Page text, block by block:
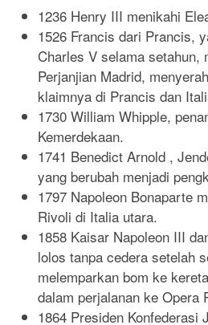
1236 Henry III menikahi
1526 Francis dari Prancis,
Charles V selama setahun,
Perjanjian Madrid,
klaimnya di Prancis dan
1730 William Whipple,
Kemerdekaan.
1741 Benedict Arnold ,
yang berubah menjadi
1797 Napoleon Bonaparte
Rivoli di Italia utara.
1858 Kaisar Napoleon III
lolos tanpa cedera setelah
melemparkan bom ke
dalam perjalanan ke Opera
1864 Presiden Konfederasi